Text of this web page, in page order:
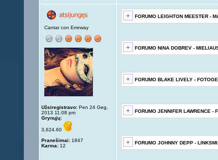
Cantar con Erreway
Užsiregistravo: Pen 24 Geg,
2013 11:08 pm
Grynųjų:
3,624.60
Pranešimai: 1847
Karma: 12
FORUMO LEIGHTON MEESTER -
FORUMO NINA DOBREV -
FORUMO BLAKE LIVELY -
FORUMO JENNIFER LAWRENCE -
FORUMO JOHNNY DEPP -